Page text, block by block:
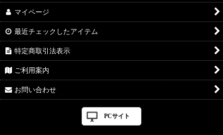
マイページ
最近チェックしたアイテム
特定商取引法表示
ご利用案内
お問い合わせ
PCサイト